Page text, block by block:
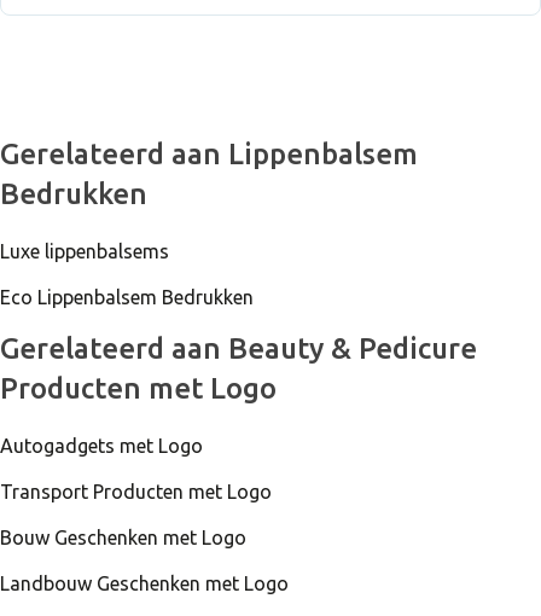
Gerelateerd aan Lippenbalsem
Bedrukken
Luxe lippenbalsems
Eco Lippenbalsem Bedrukken
Gerelateerd aan Beauty & Pedicure
Producten met Logo
Autogadgets met Logo
Transport Producten met Logo
Bouw Geschenken met Logo
Landbouw Geschenken met Logo